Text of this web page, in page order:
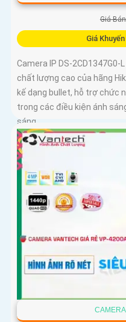
Giá
Giá
Camera IP DS-
chất lượng cao của hãng
kế dạng bullet, hỗ trợ chức
trong các điều kiện ánh
sáng